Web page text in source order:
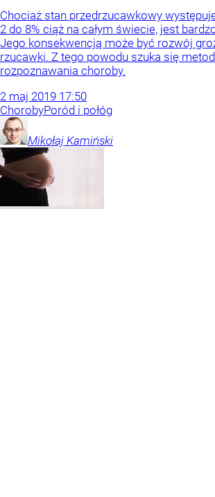
Chociaż stan przedrzucawkowy
2 do 8% ciąż na całym świecie, jest
Jego konsekwencją może być rozwój
rzucawki. Z tego powodu szuka się
rozpoznawania choroby.
2 maj 2019 17:50
ChorobyPoród i połóg
Mikołaj Kamiński